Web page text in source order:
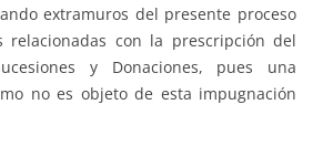
extramuros del presente proceso
relacionadas con la prescripción del
y Donaciones, pues una
no es objeto de esta impugnación